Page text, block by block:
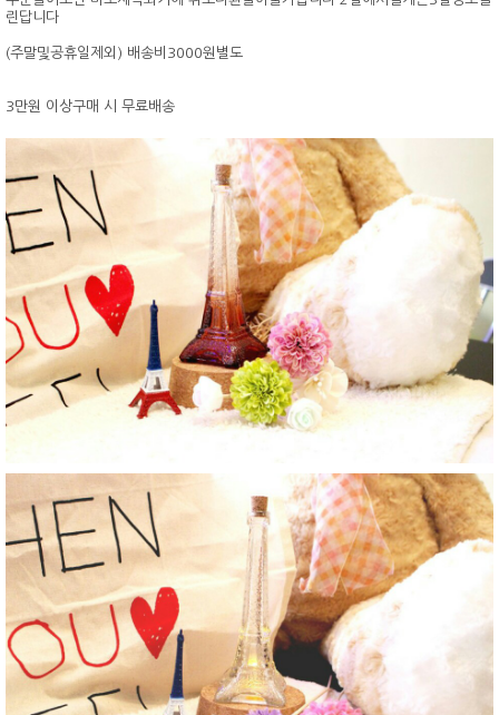
린답니다
(주말및공휴일제외) 배송비3000원별도
3만원 이상구매 시 무료배송